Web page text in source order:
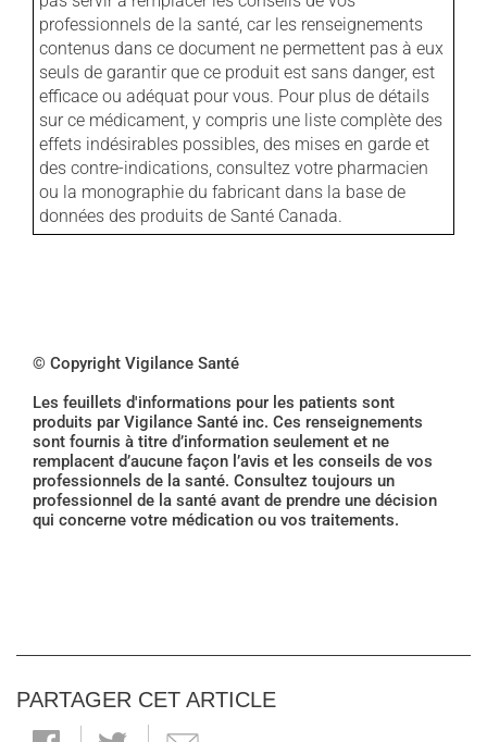
professionnels de la santé, car les renseignements
contenus dans ce document ne permettent pas à eux
seuls de garantir que ce produit est sans danger, est
efficace ou adéquat pour vous. Pour plus de détails
sur ce médicament, y compris une liste complète des
effets indésirables possibles, des mises en garde et
des contre-indications, consultez votre pharmacien
ou la monographie du fabricant dans la base de
données des produits de Santé Canada.
© Copyright Vigilance Santé
Les feuillets d'informations pour les patients sont
produits par Vigilance Santé inc. Ces renseignements
sont fournis à titre d’information seulement et ne
remplacent d’aucune façon l’avis et les conseils de vos
professionnels de la santé. Consultez toujours un
professionnel de la santé avant de prendre une décision
qui concerne votre médication ou vos traitements.
PARTAGER CET ARTICLE